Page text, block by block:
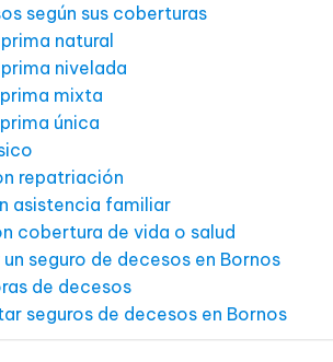
según sus coberturas
natural
nivelada
mixta
única
repatriación
asistencia familiar
cobertura de vida o salud
seguro de decesos en Bornos
de decesos
seguros de decesos en Bornos